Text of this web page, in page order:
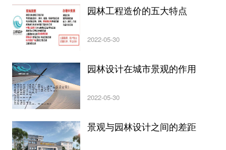
园林工程造价的五大特点
2022-05-30
园林设计在城市景观的作用
2022-05-30
景观与园林设计之间的差距